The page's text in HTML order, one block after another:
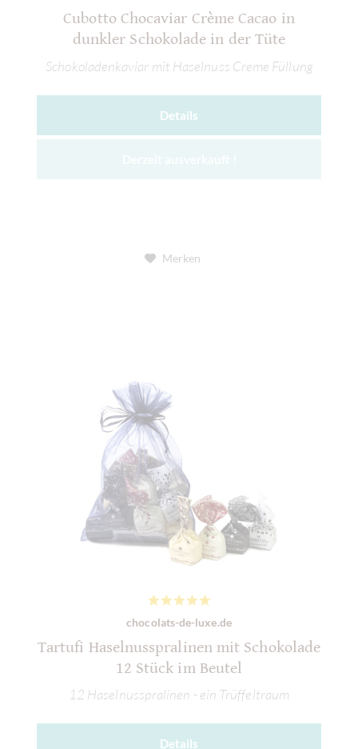
Cubotto Chocaviar Crème Cacao in
dunkler Schokolade in der Tüte
Schokoladenkaviar mit Haselnuss Creme Füllung
Details
Merken
chocolats-de-luxe.de
Tartufi Haselnusspralinen mit Schokolade
12 Stück im Beutel
12 Haselnusspralinen - ein Trüffeltraum
Details